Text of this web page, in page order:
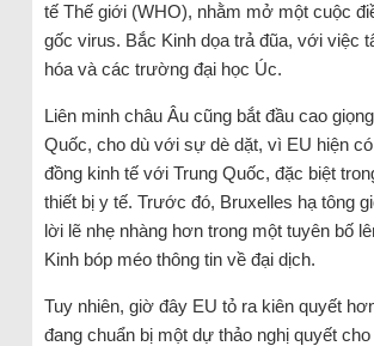
tế Thế giới (WHO), nhằm mở một cuộc
gốc virus. Bắc Kinh dọa trả đũa, với việc
hóa và các trường đại học Úc.
Liên minh châu Âu cũng bắt đầu cao
Quốc, cho dù với sự dè dặt, vì EU hiện
đồng kinh tế với Trung Quốc, đặc biệt
thiết bị y tế. Trước đó, Bruxelles hạ tông
lời lẽ nhẹ nhàng hơn trong một tuyên bố
Kinh bóp méo thông tin về đại dịch.
Tuy nhiên, giờ đây EU tỏ ra kiên quyết
đang chuẩn bị một dự thảo nghị quyết